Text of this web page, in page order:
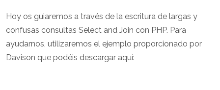
Hoy os guiaremos a través de la escritura de largas y
confusas consultas Select and Join con PHP. Para
ayudarnos, utilizaremos el ejemplo proporcionado por
Davison que podéis descargar aquí: